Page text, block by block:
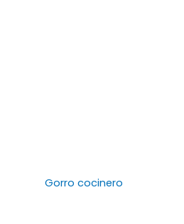
Gorro cocinero